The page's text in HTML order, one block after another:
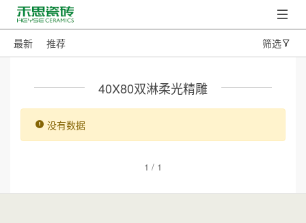
最新 推荐 筛选
40X80双淋柔光精雕
没有数据
1 / 1